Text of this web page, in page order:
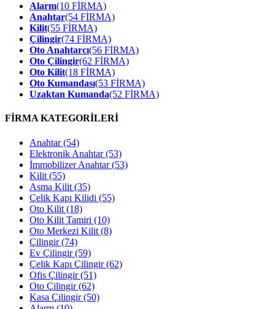
Alarm(10 FİRMA)
Anahtar(54 FİRMA)
Kilit(55 FİRMA)
Çilingir(74 FİRMA)
Oto Anahtarcı(56 FİRMA)
Oto Çilingir(62 FİRMA)
Oto Kilit(18 FİRMA)
Oto Kumandası(53 FİRMA)
Uzaktan Kumanda(52 FİRMA)
FİRMA KATEGORİLERİ
Anahtar(54)
Elektronik Anahtar(53)
İmmobilizer Anahtar(53)
Kilit (55)
Asma Kilit (35)
Çelik Kapı Kilidi (55)
Oto Kilit (18)
Oto Kilit Tamiri (10)
Oto Merkezi Kilit (8)
Çilingir(74)
Ev Çilingir(59)
Çelik Kapı Çilingir(62)
Ofis Çilingir(51)
Oto Çilingir(62)
Kasa Çilingir(50)